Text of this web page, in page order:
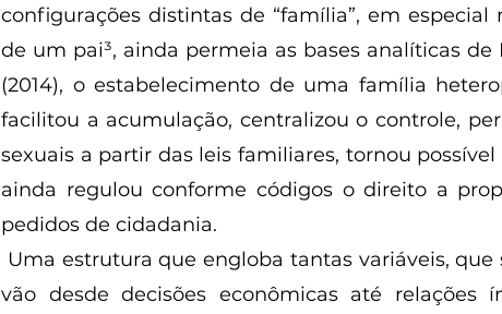
configurações distintas de “família”, em
de um pai³, ainda permeia as bases analíticas de
(2014), o estabelecimento de uma família
facilitou a acumulação, centralizou o controle,
sexuais a partir das leis familiares, tornou
ainda regulou conforme códigos o direito a
pedidos de cidadania.
vão desde decisões econômicas até relações